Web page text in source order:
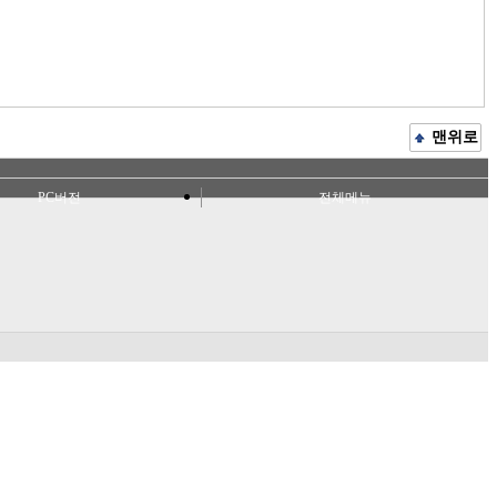
맨위로
PC버전 전체메뉴